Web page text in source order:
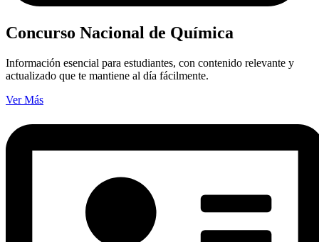
Concurso Nacional de Química
Información esencial para estudiantes, con contenido relevante y
actualizado que te mantiene al día fácilmente.
Ver Más